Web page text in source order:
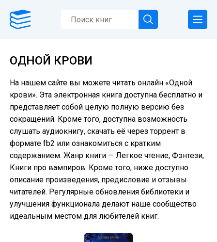
ОДНОЙ КРОВИ
На нашем сайте вы можете читать онлайн «Одной
крови». Эта электронная книга доступна бесплатно и
представляет собой целую полную версию без
сокращений. Кроме того, доступна возможность
слушать аудиокнигу, скачать её через торрент в
формате fb2 или ознакомиться с кратким
содержанием. Жанр книги — Легкое чтение, Фэнтези,
Книги про вампиров. Кроме того, ниже доступно
описание произведения, предисловие и отзывы
читателей. Регулярные обновления библиотеки и
улучшения функционала делают наше сообщество
идеальным местом для любителей книг.